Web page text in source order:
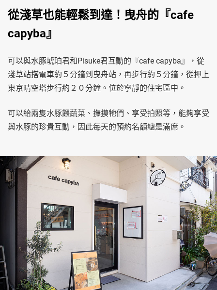
從淺草也能輕鬆到達！曳舟的『cafe
capyba』
可以與水豚琥珀君和Pisuke君互動的『cafe capyba』，從
淺草站搭電車約５分鐘到曳舟站，再步行約５分鐘，從押上
東京晴空塔步行約２０分鐘。位於寧靜的住宅區中。
可以給兩隻水豚餵蔬菜、撫摸牠們、享受拍照等，能夠享受
與水豚的珍貴互動，因此每天的預約名額總是滿席。